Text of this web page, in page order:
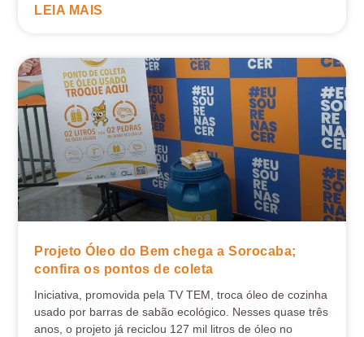
LEIA MAIS
Projeto Óleo do Bem chega a Sorocaba;
confira os pontos de coleta
Iniciativa, promovida pela TV TEM, troca óleo de cozinha
usado por barras de sabão ecológico. Nesses quase três
anos, o projeto já reciclou 127 mil litros de óleo no